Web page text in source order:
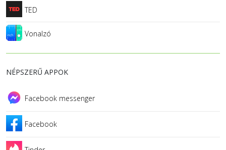
TED
Vonalzó
NÉPSZERŰ APPOK
Facebook messenger
Facebook